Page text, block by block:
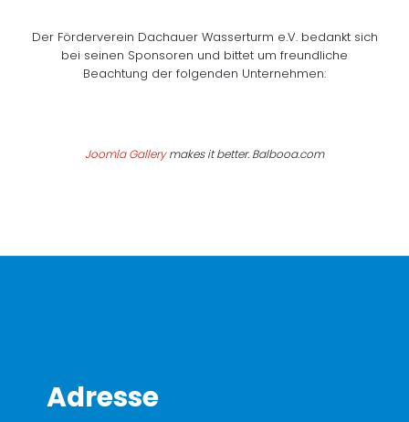
Der Förderverein Dachauer Wasserturm e.V. bedankt sich
bei seinen Sponsoren und bittet um freundliche
Beachtung der folgenden Unternehmen:
Joomla Gallerymakes it better. Balbooa.com
Adresse